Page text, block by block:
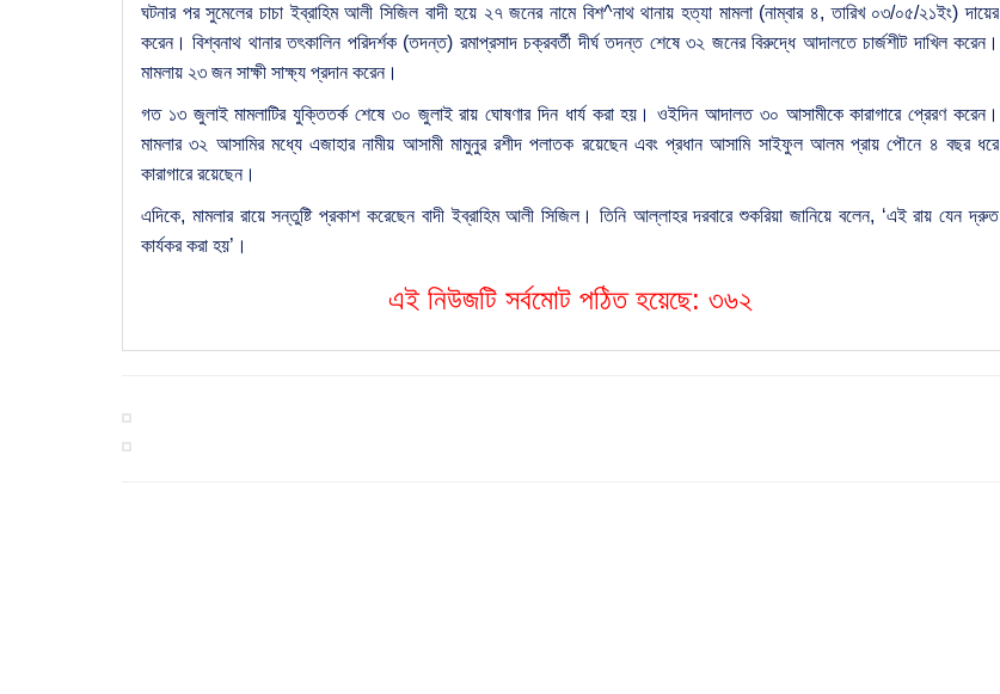
ঘটনার পর সুমেলের চাচা ইব্রাহিম আলী সিজিল বাদী হয়ে ২৭ জনের নামে বিশ^নাথ থানায় হত্যা মামলা (নাম্বার ৪, তারিখ ০৩/০৫/২১ইং) দায়ের
করেন। বিশ্বনাথ থানার তৎকালিন পরিদর্শক (তদন্ত) রমাপ্রসাদ চক্রবর্তী দীর্ঘ তদন্ত শেষে ৩২ জনের বিরুদ্ধে আদালতে চার্জশীট দাখিল করেন।
মামলায় ২৩ জন সাক্ষী সাক্ষ্য প্রদান করেন।
গত ১৩ জুলাই মামলাটির যুক্তিতর্ক শেষে ৩০ জুলাই রায় ঘোষণার দিন ধার্য করা হয়। ওইদিন আদালত ৩০ আসামীকে কারাগারে প্রেরণ করেন।
মামলার ৩২ আসামির মধ্যে এজাহার নামীয় আসামী মামুনুর রশীদ পলাতক রয়েছেন এবং প্রধান আসামি সাইফুল আলম প্রায় পৌনে ৪ বছর ধরে
কারাগারে রয়েছেন।
এদিকে, মামলার রায়ে সন্তুষ্টি প্রকাশ করেছেন বাদী ইব্রাহিম আলী সিজিল। তিনি আল্লাহর দরবারে শুকরিয়া জানিয়ে বলেন, ‘এই রায় যেন দ্রুত
কার্যকর করা হয়’।
এই নিউজটি সর্বমোট পঠিত হয়েছে: ৩৬২